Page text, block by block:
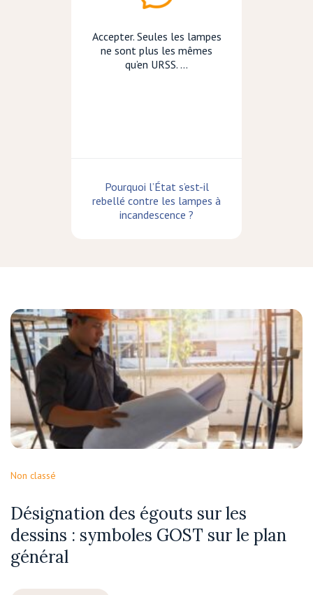
Accepter. Seules les lampes
ne sont plus les mêmes
qu’en URSS. ...
Pourquoi l’État s’est-il
rebellé contre les lampes à
incandescence ?
Non classé
Désignation des égouts sur les
dessins : symboles GOST sur le plan
général